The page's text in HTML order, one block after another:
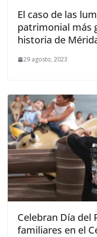
El caso de las
patrimonial más
historia de
29 agosto, 2023
Celebran Día del
familiares en el